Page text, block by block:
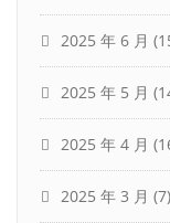
2025 年 6 月
2025 年 5 月
2025 年 4 月
2025 年 3 月 (7)